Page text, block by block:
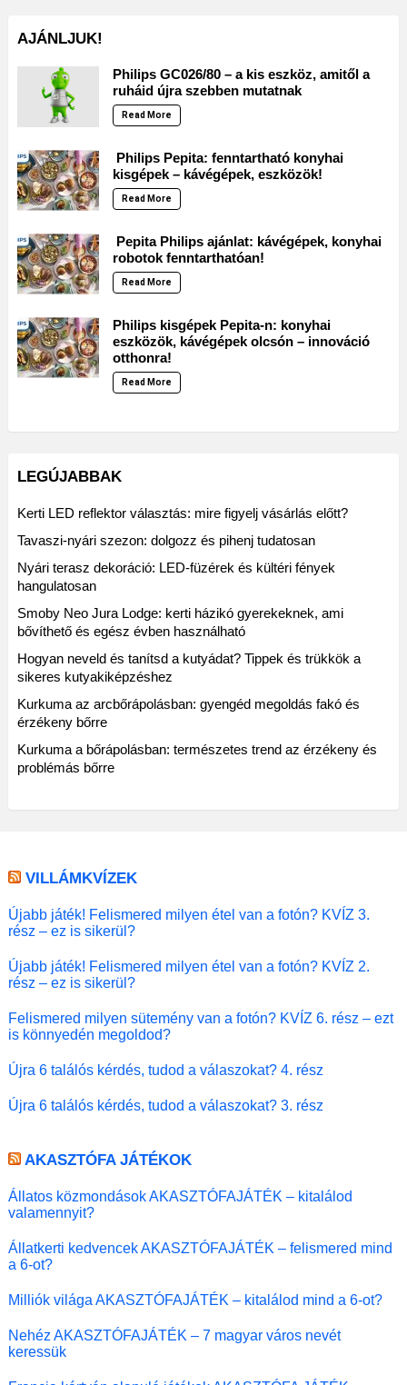
AJÁNLJUK!
Philips GC026/80 – a kis eszköz, amitől a
ruháid újra szebben mutatnak
Read More
Philips Pepita: fenntartható konyhai
kisgépek – kávégépek, eszközök!
Read More
Pepita Philips ajánlat: kávégépek, konyhai
robotok fenntarthatóan!
Read More
Philips kisgépek Pepita-n: konyhai
eszközök, kávégépek olcsón – innováció
otthonra!
Read More
LEGÚJABBAK
Kerti LED reflektor választás: mire figyelj vásárlás előtt?
Tavaszi-nyári szezon: dolgozz és pihenj tudatosan
Nyári terasz dekoráció: LED-füzérek és kültéri fények
hangulatosan
Smoby Neo Jura Lodge: kerti házikó gyerekeknek, ami
bővíthető és egész évben használható
Hogyan neveld és tanítsd a kutyádat? Tippek és trükkök a
sikeres kutyakiképzéshez
Kurkuma az arcbőrápolásban: gyengéd megoldás fakó és
érzékeny bőrre
Kurkuma a bőrápolásban: természetes trend az érzékeny és
problémás bőrre
VILLÁMKVÍZEK
Újabb játék! Felismered milyen étel van a fotón? KVÍZ 3.
rész – ez is sikerül?
Újabb játék! Felismered milyen étel van a fotón? KVÍZ 2.
rész – ez is sikerül?
Felismered milyen sütemény van a fotón? KVÍZ 6. rész – ezt
is könnyedén megoldod?
Újra 6 találós kérdés, tudod a válaszokat? 4. rész
Újra 6 találós kérdés, tudod a válaszokat? 3. rész
AKASZTÓFA JÁTÉKOK
Állatos közmondások AKASZTÓFAJÁTÉK – kitalálod
valamennyit?
Állatkerti kedvencek AKASZTÓFAJÁTÉK – felismered mind
a 6-ot?
Milliók világa AKASZTÓFAJÁTÉK – kitalálod mind a 6-ot?
Nehéz AKASZTÓFAJÁTÉK – 7 magyar város nevét
keressük